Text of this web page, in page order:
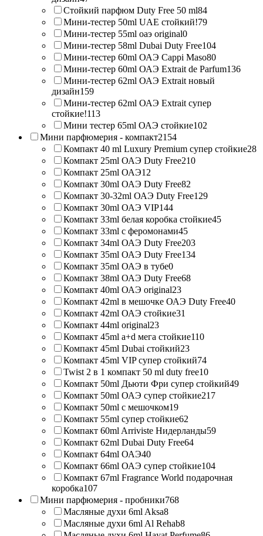
Стойкий парфюм Duty Free 50 ml84
Мини-тестер 50ml UAE стойкий!79
Мини-тестер 55ml оаэ original0
Мини-тестер 58ml Dubai Duty Free104
Мини-тестер 60ml ОАЭ Cappi Maso80
Мини-тестер 60ml ОАЭ Extrait de Parfum136
Мини-тестер 62ml ОАЭ Extrait новый
дизайн159
Мини-тестер 62ml ОАЭ Extrait супер
стойкие!113
Мини тестер 65ml ОАЭ стойкие102
Мини парфюмерия - компакт2154
Компакт 40 ml Luxury Premium супер стойкие28
Компакт 25ml ОАЭ Duty Free210
Компакт 25ml ОАЭ12
Компакт 30ml ОАЭ Duty Free82
Компакт 30-32ml ОАЭ Duty Free129
Компакт 30ml ОАЭ VIP144
Компакт 33ml белая коробка стойкие45
Компакт 33ml с феромонами45
Компакт 34ml ОАЭ Duty Free203
Компакт 35ml ОАЭ Duty Free134
Компакт 35ml ОАЭ в тубе0
Компакт 38ml ОАЭ Duty Free68
Компакт 40ml ОАЭ original23
Компакт 42ml в мешочке ОАЭ Duty Free40
Компакт 42ml ОАЭ стойкие31
Компакт 44ml original23
Компакт 45ml a+d мега стойкие110
Компакт 45ml Dubai стойкий23
Компакт 45ml VIP супер стойкий74
Twist 2 в 1 компакт 50 ml duty free10
Компакт 50ml Дьюти Фри супер стойкий49
Компакт 50ml ОАЭ супер стойкие217
Компакт 50ml с мешочком19
Компакт 55ml супер стойкие62
Компакт 60ml Arriviste Нидерланды59
Компакт 62ml Dubai Duty Free64
Компакт 64ml ОАЭ40
Компакт 66ml ОАЭ супер стойкие104
Компакт 67ml Fragrance World подарочная
коробка107
Мини парфюмерия - пробники768
Масляные духи 6ml Aksa8
Масляные духи 6ml Al Rehab8